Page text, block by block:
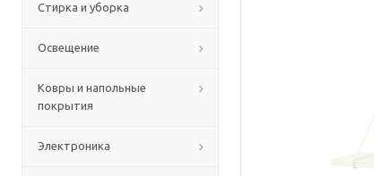
Стирка и уборка
Освещение
Ковры и напольные
покрытия
Электроника